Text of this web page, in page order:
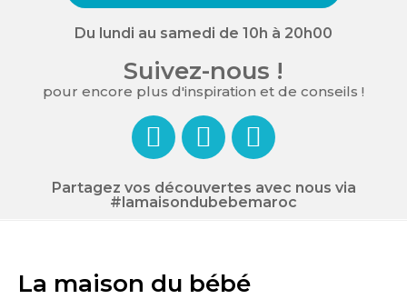
Du lundi au samedi de 10h à 20h00
Suivez-nous !
pour encore plus d'inspiration et de conseils !
Partagez vos découvertes avec nous via
#lamaisondubebemaroc
La maison du bébé